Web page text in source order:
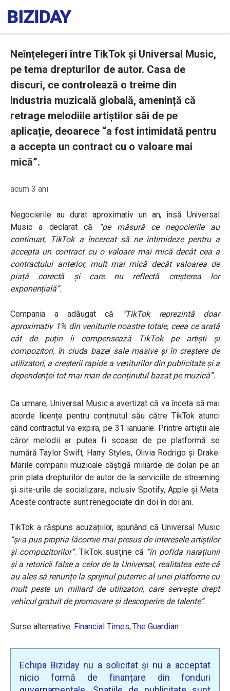
Neînțelegeri între TikTok și Universal Music,
pe tema drepturilor de autor. Casa de
discuri, ce controlează o treime din
industria muzicală globală, amenință că
retrage melodiile artiștilor săi de pe
aplicație, deoarece “a fost intimidată pentru
a accepta un contract cu o valoare mai
mică”.
acum 3 ani
Negocierile au durat aproximativ un an, însă Universal
Music a declarat că “pe măsură ce negocierile au
continuat, TikTok a încercat să ne intimideze pentru a
accepta un contract cu o valoare mai mică decât cea a
contractului anterior, mult mai mică decât valoarea de
piață corectă și care nu reflectă creșterea lor
exponențială”.
Compania a adăugat că
“TikTok reprezintă doar
aproximativ 1% din veniturile noastre totale, ceea ce arată
cât de puțin îi compensează TikTok pe artiști și
compozitori, în ciuda bazei sale masive și în creștere de
utilizatori, a creșterii rapide a veniturilor din publicitate și a
dependenței tot mai mari de conținutul bazat pe muzică”.
Ca urmare, Universal Music a avertizat că va înceta să mai
acorde licențe pentru conținutul său către TikTok atunci
când contractul va expira, pe 31 ianuarie. Printre artiștii ale
căror melodii ar putea fi scoase de pe platformă se
numără Taylor Swift, Harry Styles, Olivia Rodrigo și Drake.
Marile companii muzicale câștigă miliarde de dolari pe an
prin plata drepturilor de autor de la serviciile de streaming
și site-urile de socializare, inclusiv Spotify, Apple și Meta.
Aceste contracte sunt renegociate din doi în doi ani.
TikTok a răspuns acuzațiilor, spunând că Universal Music
“și-a pus propria lăcomie mai presus de interesele artiștilor
și compozitorilor”. TikTok susține că “în pofida narațiunii
și a retoricii false a celor de la Universal, realitatea este că
au ales să renunțe la sprijinul puternic al unei platforme cu
mult peste un miliard de utilizatori, care servește drept
vehicul gratuit de promovare și descoperire de talente”.
Surse alternative: Financial Times,The Guardian
Echipa Biziday nu a solicitat și nu a acceptat
nicio formă de finanțare din fonduri